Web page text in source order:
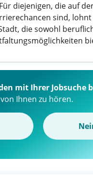
diejenigen, die auf
sind, lohnt
die sowohl
mit Ihrer Jobsuche
Ihnen zu hören.